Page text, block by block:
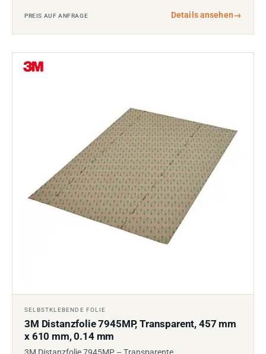
PREIS AUF ANFRAGE Details ansehen→
SELBSTKLEBENDE FOLIE
3M Distanzfolie 7945MP, Transparent, 457 mm
x 610 mm, 0.14 mm